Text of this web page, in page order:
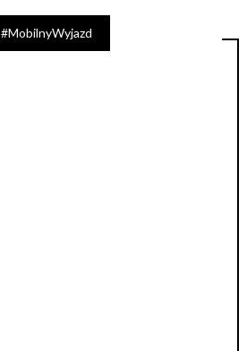
#MobilnyWyjazd